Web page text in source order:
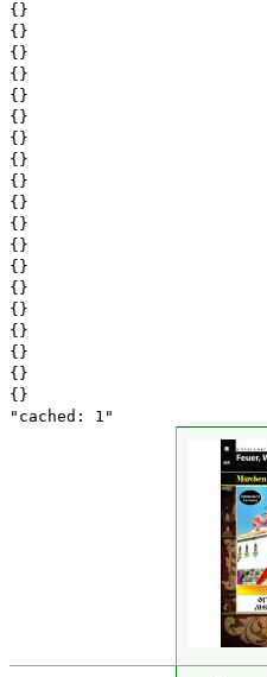
{}
{}
{}
{}
{}
{}
{}
{}
{}
{}
{}
{}
{}
{}
{}
{}
{}
{}
{}
"cached: 1"